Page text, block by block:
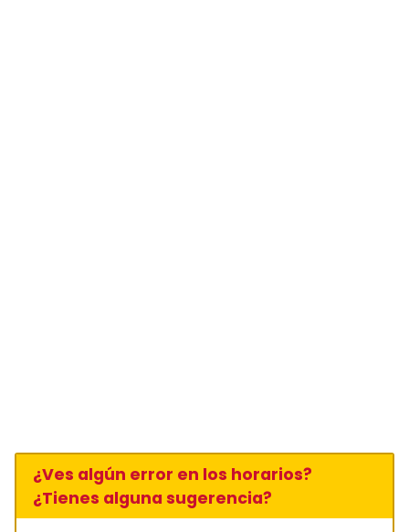
¿Ves algún error en los horarios?
¿Tienes alguna sugerencia?